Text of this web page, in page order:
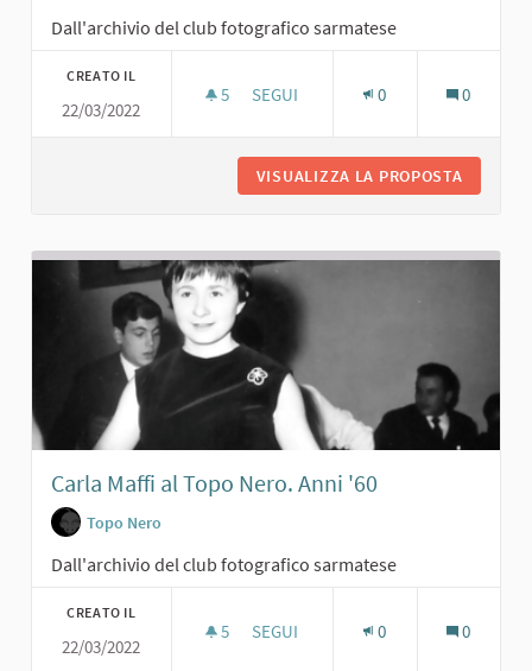
Dall'archivio del club fotografico sarmatese
CREATO IL
22/03/2022
5 5 SOSTENITORI
SEGUI 0 0
VISUALIZZA LA PROPOSTA
Carla Maffi al Topo Nero. Anni '60
Topo Nero
Dall'archivio del club fotografico sarmatese
CREATO IL
22/03/2022
5 5 SOSTENITORI
SEGUI 0 0